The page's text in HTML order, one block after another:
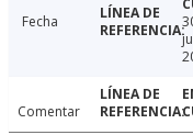
Fecha
Comentar